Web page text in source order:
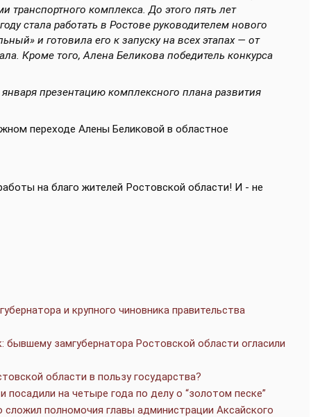
транспортного комплекса. До этого пять лет
стала работать в Ростове руководителем нового
и готовила его к запуску на всех этапах — от
Кроме того, Алена Беликова победитель конкурса
презентацию комплексного плана развития
переходе Алены Беликовой в областное
на благо жителей Ростовской области! И - не
и крупного чиновника правительства
замгубернатора Ростовской области огласили
области в пользу государства?
на четыре года по делу о “золотом песке”
полномочия главы администрации Аксайского